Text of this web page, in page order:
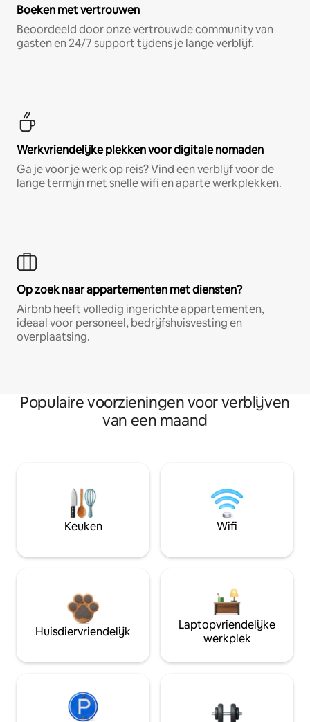
Boeken met vertrouwen
Beoordeeld door onze vertrouwde community van
gasten en 24/7 support tijdens je lange verblijf.
Werkvriendelijke plekken voor digitale nomaden
Ga je voor je werk op reis? Vind een verblijf voor de
lange termijn met snelle wifi en aparte werkplekken.
Op zoek naar appartementen met diensten?
Airbnb heeft volledig ingerichte appartementen,
ideaal voor personeel, bedrijfshuisvesting en
overplaatsing.
Populaire voorzieningen voor verblijven
van een maand
Keuken Wifi
Huisdiervriendelijk
Laptopvriendelijke
werkplek